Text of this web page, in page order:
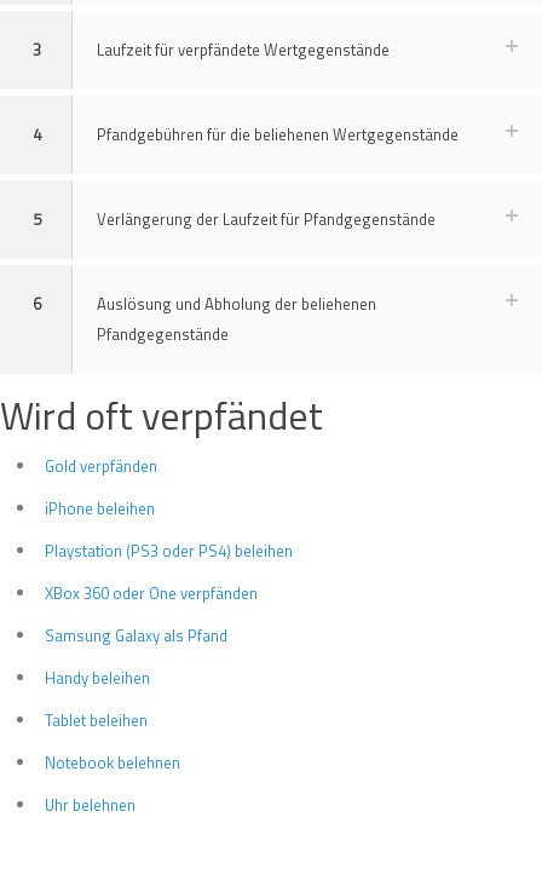
3 Laufzeit für verpfändete Wertgegenstände
4 Pfandgebühren für die beliehenen Wertgegenstände
5 Verlängerung der Laufzeit für Pfandgegenstände
6
Auslösung und Abholung der beliehenen
Pfandgegenstände
Wird oft verpfändet
Gold verpfänden
iPhone beleihen
Playstation (PS3 oder PS4) beleihen
XBox 360 oder One verpfänden
Samsung Galaxy als Pfand
Handy beleihen
Tablet beleihen
Notebook belehnen
Uhr belehnen